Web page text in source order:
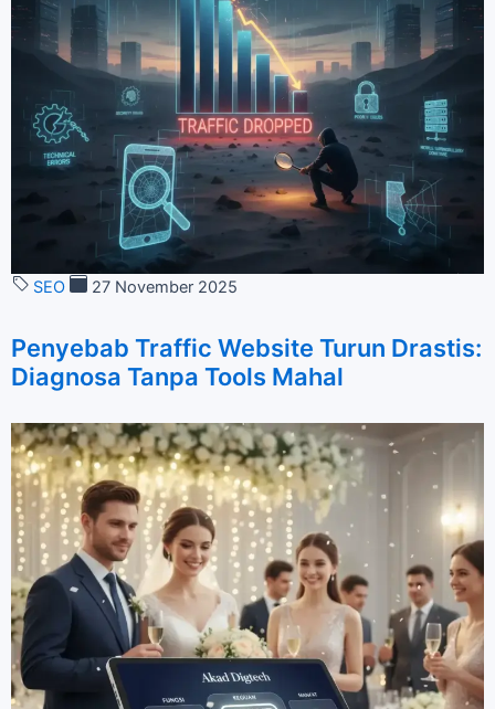
SEO 27 November 2025
Penyebab Traffic Website Turun Drastis:
Diagnosa Tanpa Tools Mahal